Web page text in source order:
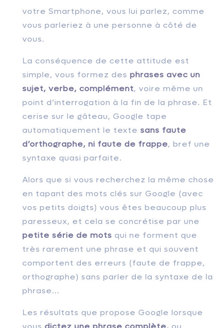
votre Smartphone, vous lui parlez, comme
vous parleriez à une personne à côté de
vous.
La conséquence de cette attitude est
simple, vous formez des phrases avec un
sujet, verbe, complément, voire même un
point d’interrogation à la fin de la phrase. Et
cerise sur le gâteau, Google tape
automatiquement le texte sans faute
d’orthographe, ni faute de frappe, bref une
syntaxe quasi parfaite.
Alors que si vous recherchez la même chose
en tapant des mots clés sur Google (avec
vos petits doigts) vous êtes beaucoup plus
paresseux, et cela se concrétise par une
petite série de mots qui ne forment que
très rarement une phrase et qui souvent
comportent des erreurs (faute de frappe,
orthographe) sans parler de la syntaxe de la
phrase...
Les résultats que propose Google lorsque